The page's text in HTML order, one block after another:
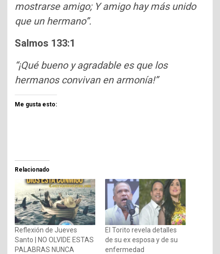
mostrarse amigo; Y amigo hay más unido
que un hermano”.
Salmos 133:1
“¡Qué bueno y agradable es que los
hermanos convivan en armonía!”
Me gusta esto:
Relacionado
Reflexión de Jueves
Santo | NO OLVIDE ESTAS
PALABRAS NUNCA
El Torito revela detalles
de su ex esposa y de su
enfermedad